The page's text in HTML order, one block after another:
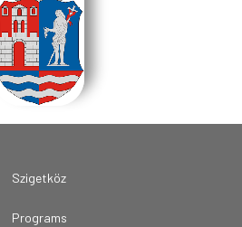
Szigetköz
Programs